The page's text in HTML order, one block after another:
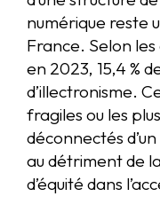
numérique reste
France. Selon les
en 2023, 15,4 %
d’illectronisme.
fragiles ou les
déconnectés
au détriment de
d’équité dans